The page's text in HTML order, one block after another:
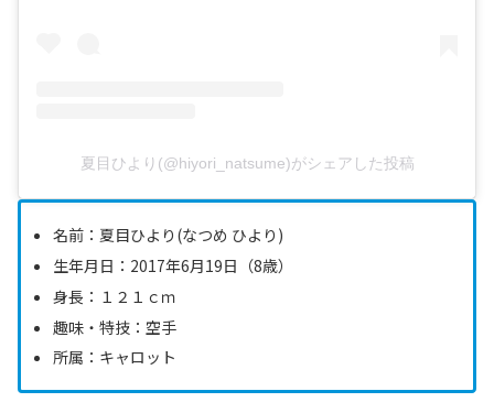
夏目ひより(@hiyori_natsume)がシェアした投稿
名前：夏目ひより(なつめ ひより)
生年月日：2017年6月19日（8歳）
身長：１２１ｃｍ
趣味・特技：空手
所属：キャロット